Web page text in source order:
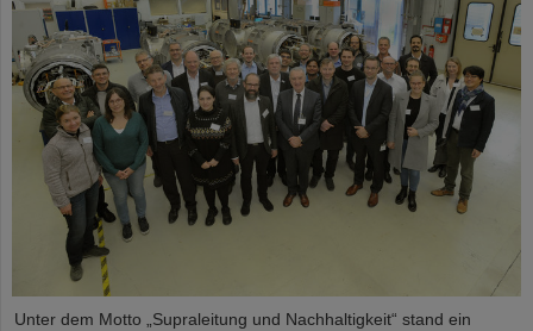
Unter dem Motto „Supraleitung und Nachhaltigkeit“ stand ein